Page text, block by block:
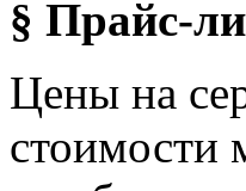
§ Прайс-
Цены на
стоимости